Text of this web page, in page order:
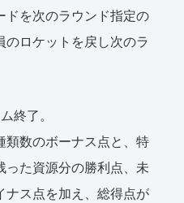
ドを次のラウンド指定の
のロケットを戻し次のラ
終了。
類数のボーナス点と、特
った資源分の勝利点、未
ナス点を加え、総得点が